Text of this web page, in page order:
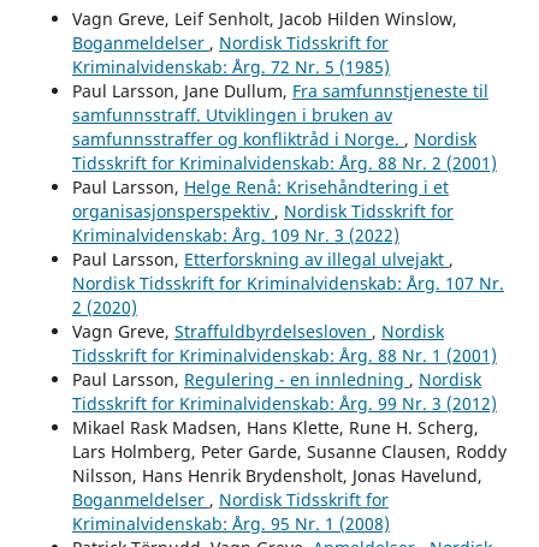
Vagn Greve, Leif Senholt, Jacob Hilden Winslow,
Boganmeldelser , Nordisk Tidsskrift for
Kriminalvidenskab: Årg. 72 Nr. 5 (1985)
Paul Larsson, Jane Dullum, Fra samfunnstjeneste til
samfunnsstraff. Utviklingen i bruken av
samfunnsstraffer og konfliktråd i Norge. , Nordisk
Tidsskrift for Kriminalvidenskab: Årg. 88 Nr. 2 (2001)
Paul Larsson, Helge Renå: Krisehåndtering i et
organisasjonsperspektiv , Nordisk Tidsskrift for
Kriminalvidenskab: Årg. 109 Nr. 3 (2022)
Paul Larsson, Etterforskning av illegal ulvejakt ,
Nordisk Tidsskrift for Kriminalvidenskab: Årg. 107 Nr.
2 (2020)
Vagn Greve, Straffuldbyrdelsesloven , Nordisk
Tidsskrift for Kriminalvidenskab: Årg. 88 Nr. 1 (2001)
Paul Larsson, Regulering - en innledning , Nordisk
Tidsskrift for Kriminalvidenskab: Årg. 99 Nr. 3 (2012)
Mikael Rask Madsen, Hans Klette, Rune H. Scherg,
Lars Holmberg, Peter Garde, Susanne Clausen, Roddy
Nilsson, Hans Henrik Brydensholt, Jonas Havelund,
Boganmeldelser , Nordisk Tidsskrift for
Kriminalvidenskab: Årg. 95 Nr. 1 (2008)